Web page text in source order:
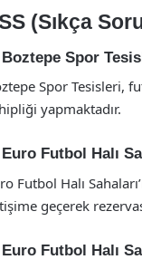
(Sıkça
Spor
Spor Tesisleri,
yapmaktadır.
Futbol Halı
Futbol Halı
geçerek
Futbol Halı